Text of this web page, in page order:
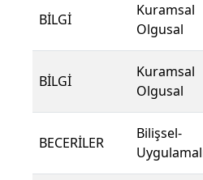
BİLGİ
Kuramsal
Olgusal
BİLGİ
Kuramsal
Olgusal
BECERİLER
Bilişsel-